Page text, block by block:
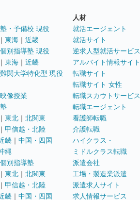
・予備校 現役
｜ 東海 ｜ 近畿
別指導塾 現役
｜ 東海 ｜ 近畿
関大学特化型 現役
像授業
｜ 東北 ｜ 北関東
｜ 甲信越・北陸
畿 ｜ 中国・四国
縄
別指導塾
｜ 東北 ｜ 北関東
｜ 甲信越・北陸
畿 ｜ 中国・四国
人材
就活エージェント
就活サイト
逆求人型就活サービス
アルバイト情報サイト
転職サイト
転職サイト 女性
転職スカウトサービス
転職エージェント
看護師転職
介護転職
ハイクラス・
ミドルクラス転職
派遣会社
工場・製造業派遣
派遣求人サイト
求人情報サービス